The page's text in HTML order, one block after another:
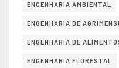
ENGENHARIA AMBIENTAL
ENGENHARIA DE
ENGENHARIA DE
ENGENHARIA FLORESTAL